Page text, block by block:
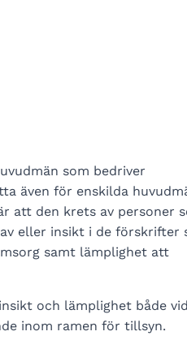
som bedriver
även för enskilda
att den krets av personer
eller insikt i de förskrifter
samt lämplighet att
och lämplighet både vid
inom ramen för tillsyn.